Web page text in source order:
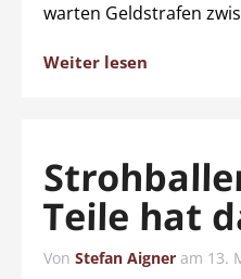
warten Geldstrafen
Weiter lesen
Teile hat
Von Stefan Aigner am 13.